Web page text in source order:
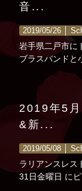
音...
2019/05/26 │
岩手県二戸市に
ブラスバンドと
2019年5月
&新...
2019/05/08 │
ラリアンスレス
31日金曜日 に